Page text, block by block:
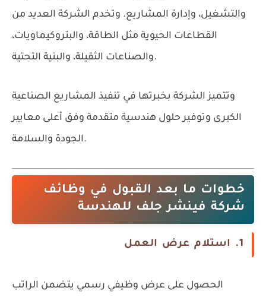
والتشغيل، وإدارة المشاريع. وتخدم الشركة العديد من
القطاعات الحيوية مثل الطاقة، والبتروكيماويات،
والصناعات الثقيلة، والبنية التحتية.
وتتميز الشركة بخبرتها في تنفيذ المشاريع الصناعية
الكبرى وتوفير حلول هندسية متقدمة وفق أعلى معايير
الجودة والسلامة.
خطوات ما بعد القبول في وظائف
شركة فينشر جلف للهندسة
1. استلام عرض العمل
الحصول على عرض وظيفي رسمي يتضمن الراتب